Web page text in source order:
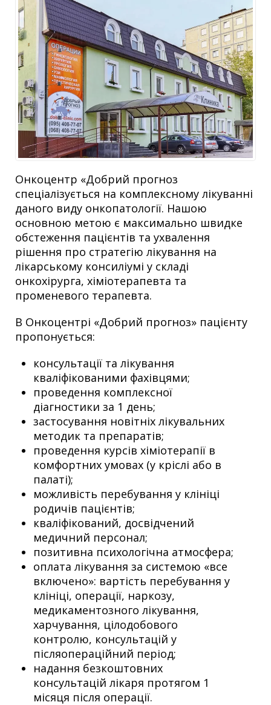
Онкоцентр «Добрий прогноз
спеціалізується на комплексному лікуванні
даного виду онкопатології. Нашою
основною метою є максимально швидке
обстеження пацієнтів та ухвалення
рішення про стратегію лікування на
лікарському консиліумі у складі
онкохірурга, хіміотерапевта та
променевого терапевта.
В Онкоцентрі «Добрий прогноз» пацієнту
пропонується:
консультації та лікування
кваліфікованими фахівцями;
проведення комплексної
діагностики за 1 день;
застосування новітніх лікувальних
методик та препаратів;
проведення курсів хіміотерапії в
комфортних умовах (у кріслі або в
палаті);
можливість перебування у клініці
родичів пацієнтів;
кваліфікований, досвідчений
медичний персонал;
позитивна психологічна атмосфера;
оплата лікування за системою «все
включено»: вартість перебування у
клініці, операції, наркозу,
медикаментозного лікування,
харчування, цілодобового
контролю, консультацій у
післяопераційний період;
надання безкоштовних
консультацій лікаря протягом 1
місяця після операції.